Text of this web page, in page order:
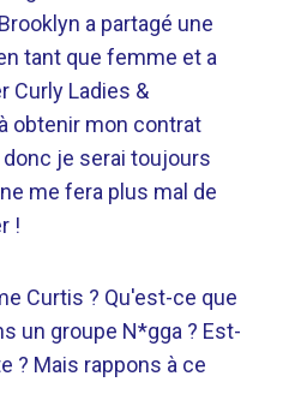
a partagé une
tant que femme et a
Curly Ladies &
obtenir mon contrat
je serai toujours
me fera plus mal de
!
Curtis ? Qu'est-ce que
un groupe N*gga ? Est-
? Mais rappons à ce